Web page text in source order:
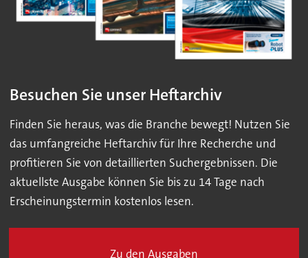
Besuchen Sie unser Heftarchiv
Finden Sie heraus, was die Branche bewegt! Nutzen Sie
das umfangreiche Heftarchiv für Ihre Recherche und
profitieren Sie von detaillierten Suchergebnissen. Die
aktuellste Ausgabe können Sie bis zu 14 Tage nach
Erscheinungstermin kostenlos lesen.
Zu den Ausgaben